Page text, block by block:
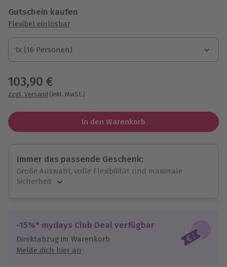
Gutschein kaufen
Flexibel einlösbar
1x (16 Personen)
1x (16 Personen)
1x (16 Personen)
103,90 €
zzgl. Versand (inkl. MwSt.)
In den Warenkorb
Immer das passende Geschenk:
Große Auswahl, volle Flexibilität und maximale
Sicherheit
Jeder Gutschein für alle Erlebnisse einlösbar.
Maximale Sicherheit
3 Jahre gültig & verlängerbar.
-15%* mydays Club Deal verfügbar
Direktabzug im Warenkorb
Melde dich hier an